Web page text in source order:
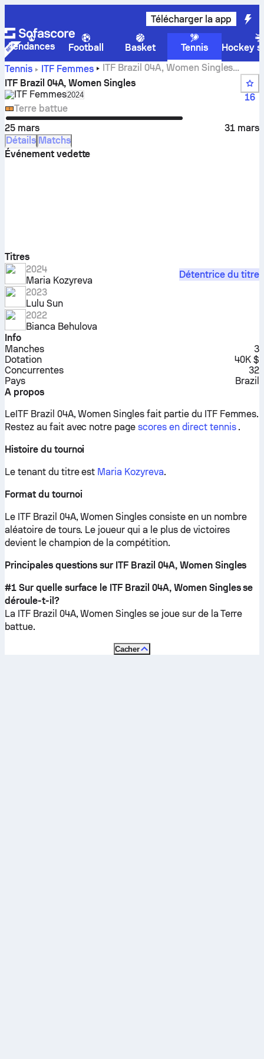
Télécharger la app
Tendances Football Basket Tennis
Hockey
Tennis
ITF Femmes
ITF Brazil 04A, Women Singles
scores, résultats et matchs en direct
ITF Brazil 04A, Women Singles
ITF FemmesSelect season in unique tournament header
2024
16
Terre battue
25 mars
31 mars
Détails Matchs
Événement vedette
Titres
2024
Maria Kozyreva
Détentrice du titre
2023
Lulu Sun
2022
Bianca Behulova
Info
Manches
3
Dotation
40K $
Concurrentes
32
Pays
Brazil
A propos
LeITF Brazil 04A, Women Singles fait partie du ITF Femmes.
Restez au fait avec notre pagescores en direct tennis .
Histoire du tournoi
Le tenant du titre est Maria Kozyreva.
Format du tournoi
Le ITF Brazil 04A, Women Singles consiste en un nombre
aléatoire de tours. Le joueur qui a le plus de victoires
devient le champion de la compétition.
Principales questions sur ITF Brazil 04A, Women Singles
#1 Sur quelle surface le ITF Brazil 04A, Women Singles se
déroule-t-il?
La ITF Brazil 04A, Women Singles se joue sur de la Terre
battue.
Cacher